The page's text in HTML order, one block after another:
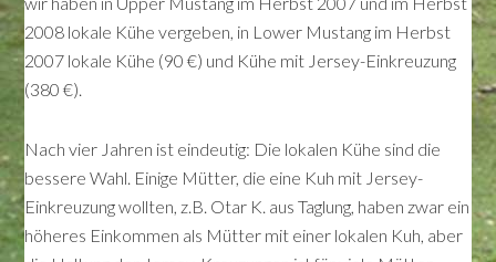
2008 lokale Kühe vergeben, in Lower Mustang im Herbst
2007 lokale Kühe (90 €) und Kühe mit Jersey-Einkreuzung
(380 €).
Nach vier Jahren ist eindeutig: Die lokalen Kühe sind die
bessere Wahl. Einige Mütter, die eine Kuh mit Jersey-
Einkreuzung wollten, z.B. Otar K. aus Taglung, haben zwar ein
höheres Einkommen als Mütter mit einer lokalen Kuh, aber